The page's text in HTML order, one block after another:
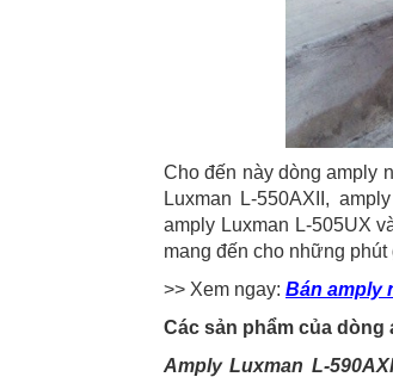
Cho đến này dòng amply
Luxman L-550AXII,
amply Luxman L-505UX
mang đến cho những
>> Xem ngay: Bán amply
Các sản phẩm của dòng
Amply Luxman L-